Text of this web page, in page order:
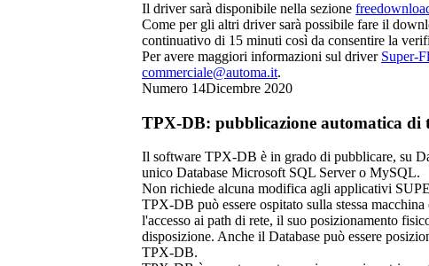
Il driver sarà disponibile nella sezione
Come per gli altri driver sarà possibile fare il
continuativo di 15 minuti così da consentire la
Per avere maggiori informazioni sul driver Super-
commerciale@automa.it.
Numero 14Dicembre 2020
TPX-DB: pubblicazione automatica di
Il software TPX-DB è in grado di pubblicare, su
unico Database Microsoft SQL Server o MySQL.
Non richiede alcuna modifica agli applicativi
TPX-DB può essere ospitato sulla stessa
l'accesso ai path di rete, il suo posizionamento
disposizione. Anche il Database può essere
TPX-DB.